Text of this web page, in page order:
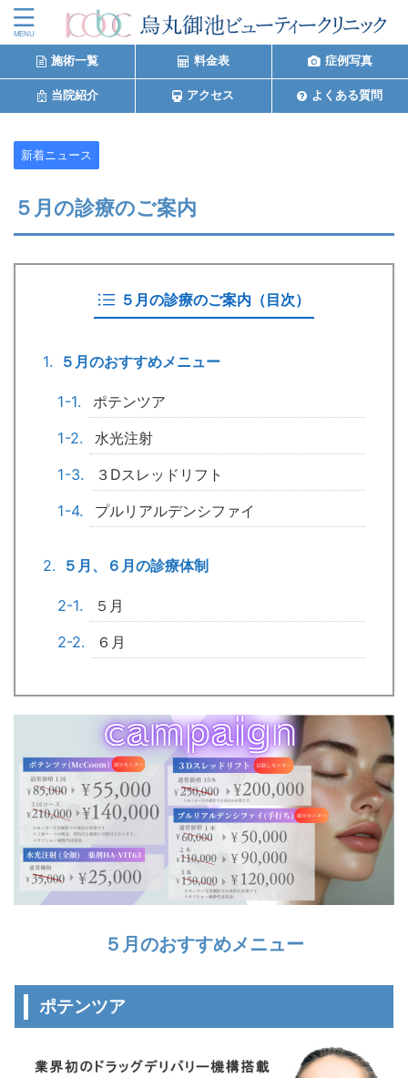
施術一覧 料金表 症例写真
当院紹介 アクセス よくある質問
新着ニュース
５月の診療のご案内
５月の診療のご案内（目次）
５月のおすすめメニュー
ポテンツア
水光注射
３Dスレッドリフト
プルリアルデンシファイ
５月、６月の診療体制
５月
６月
５月のおすすめメニュー
ポテンツア